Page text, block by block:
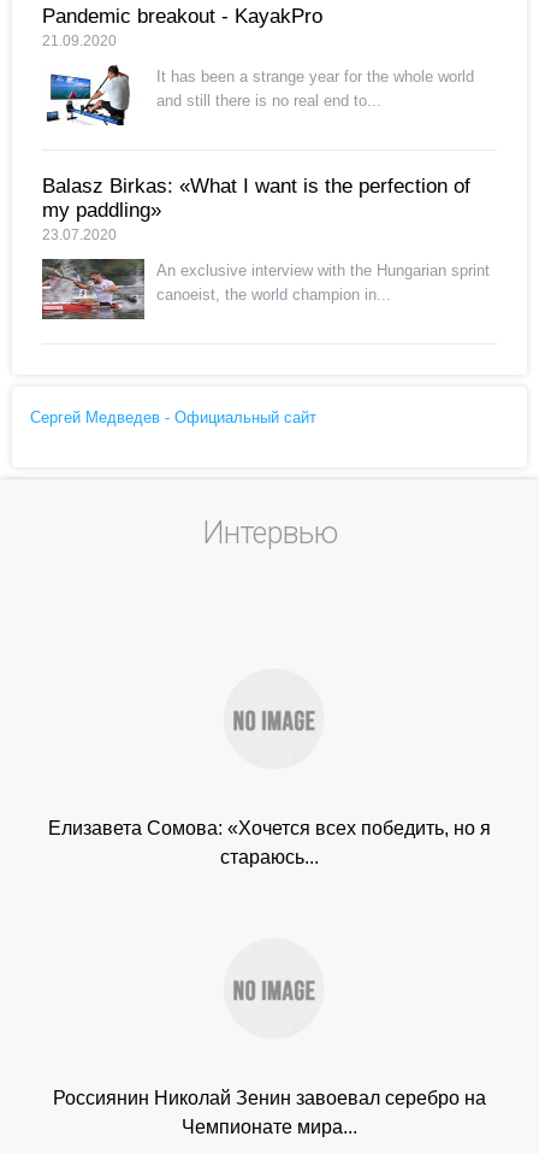
Pandemic breakout - KayakPro
21.09.2020
It has been a strange year for the whole world
and still there is no real end to...
Balasz Birkas: «What I want is the perfection of
my paddling»
23.07.2020
An exclusive interview with the Hungarian sprint
canoeist, the world champion in...
Сергей Медведев - Официальный сайт
Интервью
Елизавета Сомова: «Хочется всех победить, но я
стараюсь...
Россиянин Николай Зенин завоевал серебро на
Чемпионате мира...